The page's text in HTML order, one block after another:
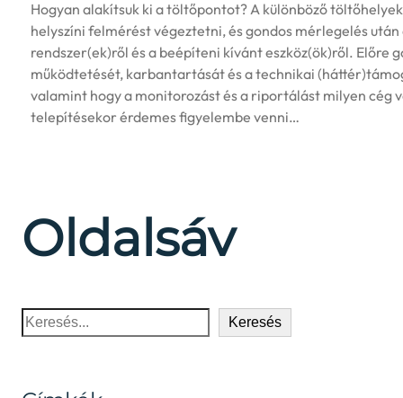
Hogyan alakítsuk ki a töltőpontot? A különböző
helyszíni felmérést végeztetni, és gondos mérlegelés
rendszer(ek)ről és a beépíteni kívánt eszköz(ök)ről. Előre
működtetését, karbantartását és a technikai
valamint hogy a monitorozást és a riportálást milyen cég
telepítésekor érdemes figyelembe venni…
Oldalsáv
Keresés